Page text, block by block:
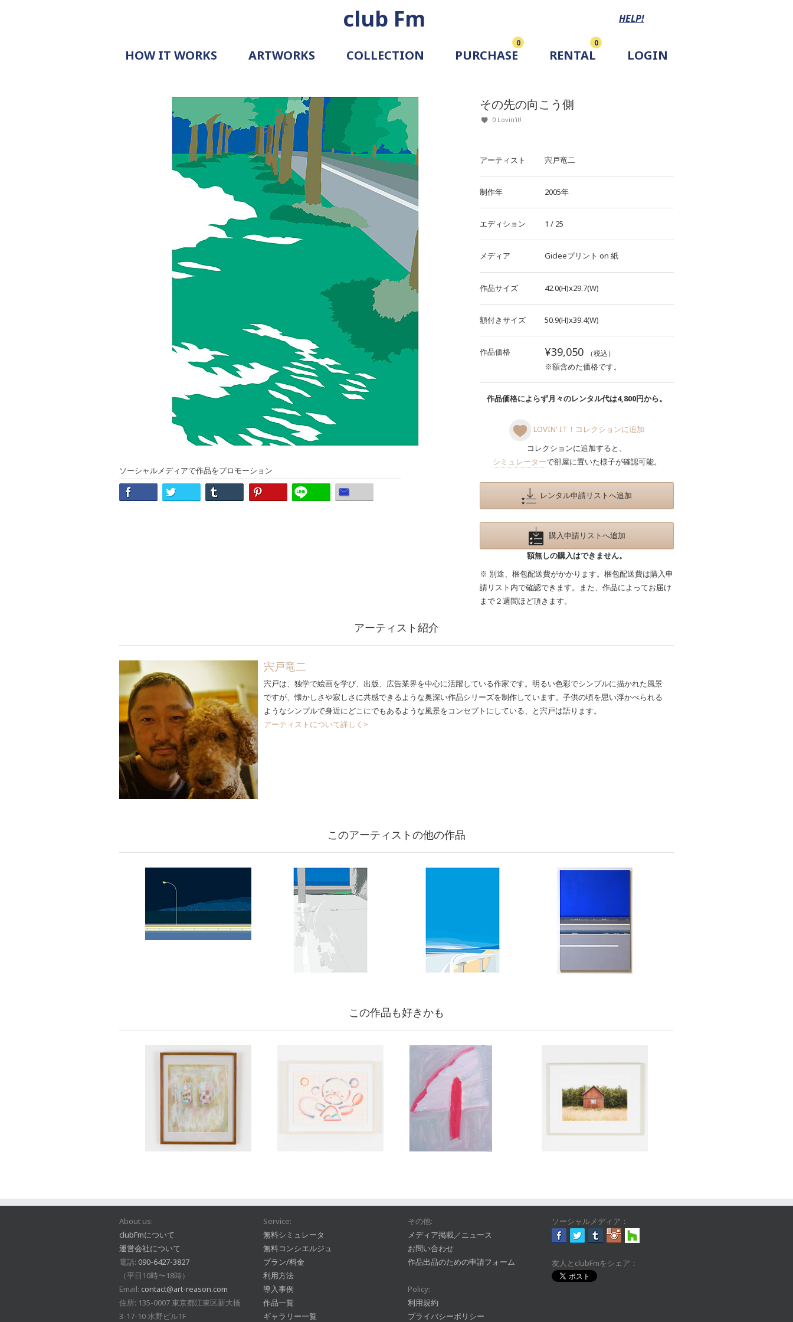
club Fm HELP!
HOW IT WORKS
PRICING
EXAMPLE
DOCUMENT
REQUEST
ARTWORKS
GALLERY
COLLECTION
PURCHASE
0
RENTAL
0
LOGIN
ソーシャルメディアで作品をプロモーション
その先の向こう側
0 Lovin'it!
アーティスト 宍戸竜二
制作年 2005年
エディション 1 / 25
メディア Gicleeプリント on 紙
作品サイズ 42.0(H)x29.7(W)
額付きサイズ 50.9(H)x39.4(W)
作品価格 ¥39,050 （税込）
※額含めた価格です。
作品価格によらず月々のレンタル代は4,800円から。
LOVIN' IT！コレクションに追加
コレクションに追加すると、
シミュレーターで部屋に置いた様子が確認可能。
レンタル申請リストへ追加
購入申請リストへ追加
額無しの購入はできません。
※ 別途、梱包配送費がかかります。梱包配送費は購入申
請リスト内で確認できます。また、作品によってお届け
まで２週間ほど頂きます。
アーティスト紹介
宍戸竜二
宍戸は、独学で絵画を学び、出版、広告業界を中心に活躍している作家です。明るい色彩でシンプルに描かれた風景
ですが、懐かしさや寂しさに共感できるような奥深い作品シリーズを制作しています。子供の頃を思い浮かべられる
ようなシンプルで身近にどこにでもあるような風景をコンセプトにしている、と宍戸は語ります。
アーティストについて詳しく>
このアーティストの他の作品
この作品も好きかも
About us:
clubFmについて
運営会社について
電話: 090-6427-3827
（平日10時〜18時）
Email: contact@art-reason.com
住所: 135-0007 東京都江東区新大橋
3-17-10 水野ビル1F
Service:
無料シミュレータ
無料コンシエルジュ
プラン/料金
利用方法
導入事例
作品一覧
ギャラリー一覧
その他:
メディア掲載／ニュース
お問い合わせ
作品出品のための申請フォーム
Policy:
利用規約
プライバシーポリシー
ソーシャルメディア：
友人とclubFmをシェア：